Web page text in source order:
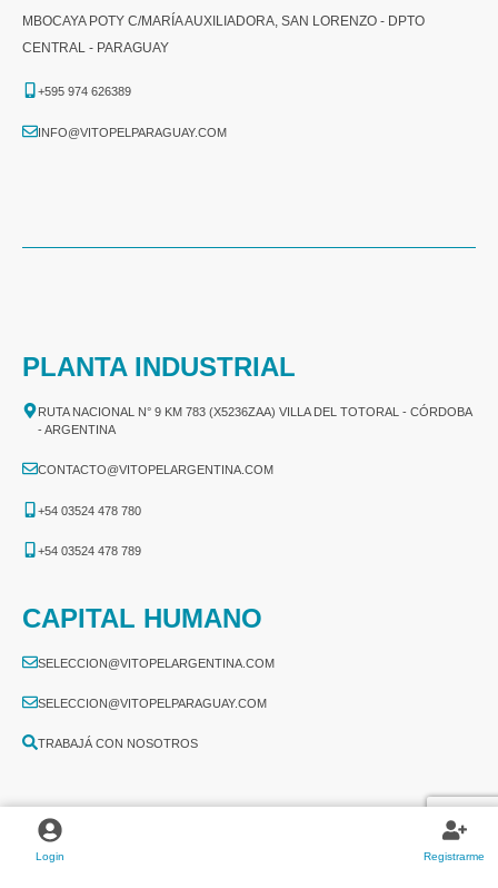
Login Registrarme
MBOCAYA POTY C/MARÍA AUXILIADORA, SAN LORENZO - DPTO
CENTRAL - PARAGUAY
+595 974 626389
INFO@VITOPELPARAGUAY.COM
PLANTA INDUSTRIAL
RUTA NACIONAL N° 9 KM 783 (X5236ZAA) VILLA DEL TOTORAL - CÓRDOBA
- ARGENTINA
CONTACTO@VITOPELARGENTINA.COM
+54 03524 478 780​
+54 03524 478 789​
CAPITAL HUMANO
SELECCION@VITOPELARGENTINA.COM
SELECCION@VITOPELPARAGUAY.COM
TRABAJÁ CON NOSOTROS